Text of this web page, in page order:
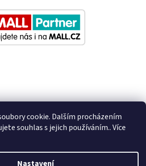
cookie. Dalším procházením
souhlas s jejich používáním.. Více
Nastavení